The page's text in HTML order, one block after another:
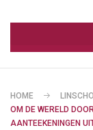
HOME
OM DE WERELD
AANTEEKENINGEN